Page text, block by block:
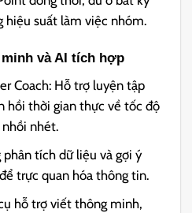
hiệu suất làm việc nhóm.
và AI tích hợp
Coach: Hỗ trợ luyện tập
hồi thời gian thực về tốc độ
nhét.
phân tích dữ liệu và gợi ý
trực quan hóa thông tin.
hỗ trợ viết thông minh,